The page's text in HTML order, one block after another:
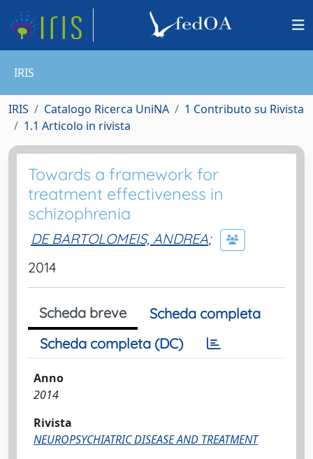
IRIS
IRIS Catalogo Ricerca UniNA
1 Contributo su Rivista
1.1 Articolo in rivista
Towards a framework for
treatment effectiveness in
schizophrenia
DE BARTOLOMEIS, ANDREA;
2014
Scheda breve
Scheda completa
Scheda completa (DC)
Anno
2014
Rivista
NEUROPSYCHIATRIC DISEASE AND TREATMENT